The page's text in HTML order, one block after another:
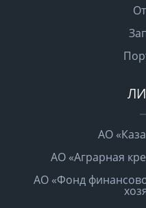
АО
АО «Аграрная
АО «Фонд